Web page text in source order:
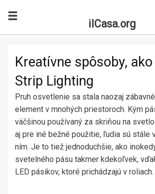
ilCasa.org
Search for:
Kreatívne spôsoby,
Strip Lighting
Pruh osvetlenie sa stala naozaj
element v mnohých priestoroch. Kým
väčšinou používaný za skriňou na
aj pre iné bežné použitie, ľudia sú stále
ním. Je to tiež jednoduchšie, ako
svetelného pásu takmer kdekoľvek,
LED pásikov, ktoré prichádzajú v roliach.